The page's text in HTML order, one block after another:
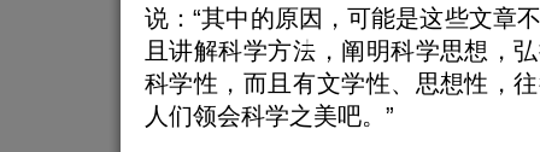
说：“其中的原因，可能是这些文章
且讲解科学方法，阐明科学思想，
科学性，而且有文学性、思想性，
人们领会科学之美吧。”